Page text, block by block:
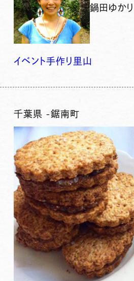
鍋田ゆかり
イベント手作り 里山
千葉県 -鋸南町